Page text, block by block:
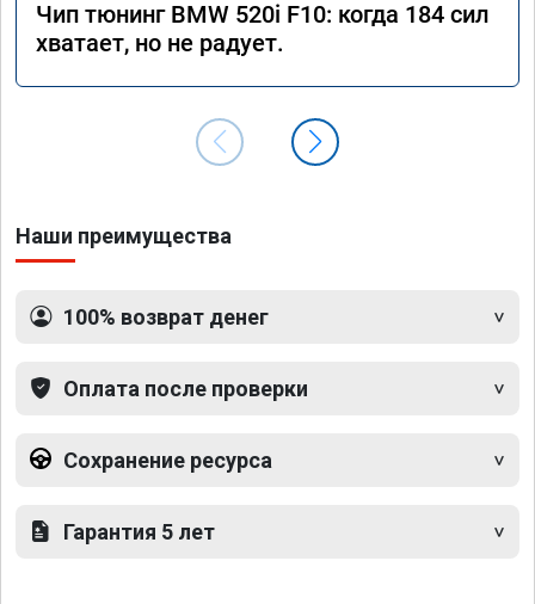
Чип тюнинг BMW 520i F10: когда 184 сил
хватает, но не радует.
Наши преимущества
100% возврат денег
Оплата после проверки
Сохранение ресурса
Гарантия 5 лет